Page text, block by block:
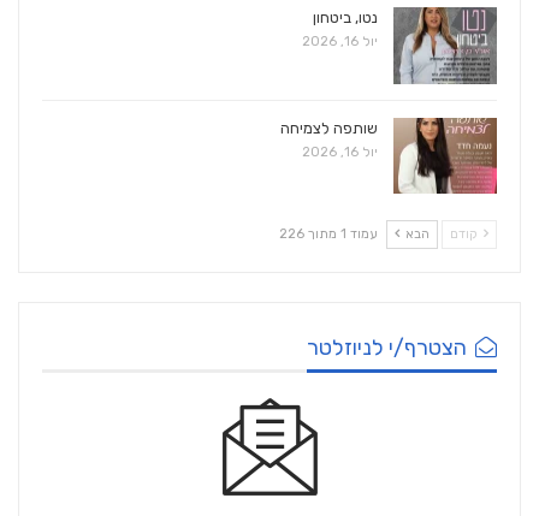
נטו, ביטחון
יול 16, 2026
שותפה לצמיחה
יול 16, 2026
קודם הבא עמוד 1 מתוך 226
הצטרף/י לניוזלטר